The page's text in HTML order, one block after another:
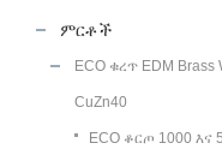
ምርቶች
ECO ቁረጥ EDM Brass
CuZn40
ECO ቆርጦ 1000 እና